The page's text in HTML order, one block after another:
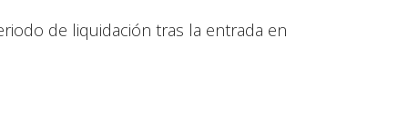
de liquidación tras la entrada en